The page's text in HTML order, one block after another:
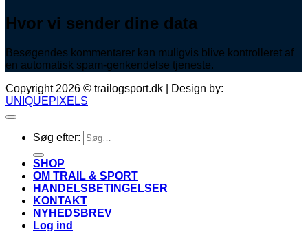
Hvor vi sender dine data
Besøgendes kommentarer kan muligvis blive kontrolleret af
en automatisk spam-genkendelse tjeneste.
Copyright 2026 © trailogsport.dk | Design by:
UNIQUEPIXELS
Søg efter:
SHOP
OM TRAIL & SPORT
HANDELSBETINGELSER
KONTAKT
NYHEDSBREV
Log ind